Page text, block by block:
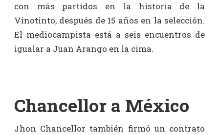
con más partidos en la historia de la
Vinotinto, después de 15 años en la selección.
El mediocampista está a seis encuentros de
igualar a Juan Arango en la cima.
Chancellor a México
Jhon Chancellor también firmó un contrato